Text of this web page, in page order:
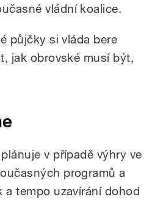
vládní koalice.
půjčky si vláda bere
jak obrovské musí být,
v případě výhry ve
programů a
a tempo uzavírání dohod